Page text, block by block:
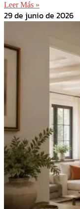
Leer Más »
29 de junio de 2026